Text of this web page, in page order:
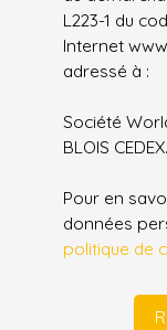
L223-1 du
Internet
adressé à :
Société
BLOIS CEDEX.
Pour en
données
politique de